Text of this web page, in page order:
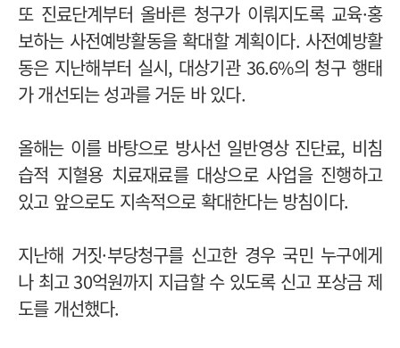
또 진료단계부터 올바른 청구가 이뤄지도록 교육·홍
보하는 사전예방활동을 확대할 계획이다. 사전예방활
동은 지난해부터 실시, 대상기관 36.6%의 청구 행태
가 개선되는 성과를 거둔 바 있다.
올해는 이를 바탕으로 방사선 일반영상 진단료, 비침
습적 지혈용 치료재료를 대상으로 사업을 진행하고
있고 앞으로도 지속적으로 확대한다는 방침이다.
지난해 거짓·부당청구를 신고한 경우 국민 누구에게
나 최고 30억원까지 지급할 수 있도록 신고 포상금 제
도를 개선했다.